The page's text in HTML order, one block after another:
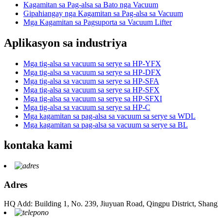
Kagamitan sa Pag-alsa sa Bato nga Vacuum
Gipahiangay nga Kagamitan sa Pag-alsa sa Vacuum
Mga Kagamitan sa Pagsuporta sa Vacuum Lifter
Aplikasyon sa industriya
Mga tig-alsa sa vacuum sa serye sa HP-YFX
Mga tig-alsa sa vacuum sa serye sa HP-DFX
Mga tig-alsa sa vacuum sa serye sa HP-SFA
Mga tig-alsa sa vacuum sa serye sa HP-SFX
Mga tig-alsa sa vacuum sa serye sa HP-SFXI
Mga tig-alsa sa vacuum sa serye sa HP-C
Mga kagamitan sa pag-alsa sa vacuum sa serye sa WDL
Mga kagamitan sa pag-alsa sa vacuum sa serye sa BL
kontaka kami
Adres
HQ Add: Building 1, No. 239, Jiuyuan Road, Qingpu District,